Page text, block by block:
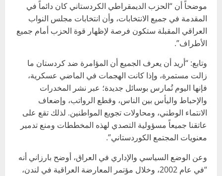
موضحاً أن “الحزب الديمقراطي الكردستاني كان دائماً في
المقدمة في جميع الانتخابات، وأن انتخابات مجلس النواب
العراقي المقبلة ستكون فرصة لإظهار قوة الحزب أمام جميع
الأطراف”.
وتابع: “أريد أن يعرف الجميع أن المؤامرة ضد كردستان ما
زالت مستمرة، وإذا كانت الهجمات في الماضي عسكرية،
فإنها اليوم تُمارس بوسائل جديدة؛ عبر نشر المخدرات
والإحباط واليأس بين الناس، وقطع الرواتب، وإضعاف
الانتماء الوطني، ومحاولات تجويع المواطنين. لذلك تقع على
عاتقنا جميعاً مسؤولية التصدي لهذه المخططات ومنع تدمير
معنويات المجتمع الكوردستاني”.
وعن الوضع السياسي والإداري في العراق، أوضح بارزاني أنه
“في عام 2002، وخلال مؤتمر المعارضة العراقية في لندن،